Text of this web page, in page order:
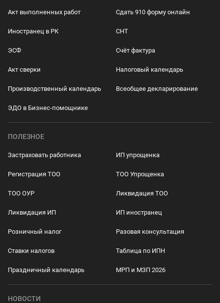
Акт выполненных работ Сдать 910 форму онлайн
Иностранец в РК СНТ
ЭСФ Счёт фактура
Акт сверки Налоговый календарь
Производственный календарь Всеобщее декларирование
ЭДО в Бизнес-помощнике
ПОЛЕЗНОЕ
Застраховать работника ИП упрощенка
Регистрация ТОО ТОО Упрощенка
ТОО ОУР Ликвидация ТОО
Ликвидация ИП ИП иностранец
Розничный налог Разовая консультация
Ставки налогов Таблица по ИПН
Праздничный календарь МРП и МЗП 2026
НОВОСТИ